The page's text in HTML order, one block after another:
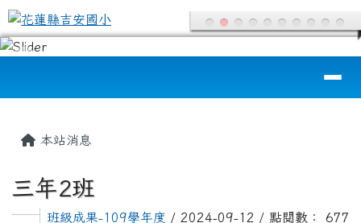
跳至主內容區
花蓮縣吉安國小
本站消息
三年2班
班級成果-109學年度 / 2024-09-12 / 點閱數： 677